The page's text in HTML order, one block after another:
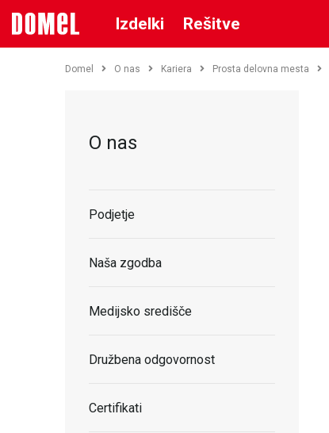
Izdelki Rešitve
Domel O nas Kariera Prosta delovna mesta
O nas
Podjetje
Naša zgodba
Medijsko središče
Družbena odgovornost
Certifikati